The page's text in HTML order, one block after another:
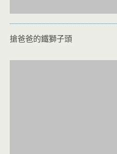
搶爸爸的鐵獅子頭